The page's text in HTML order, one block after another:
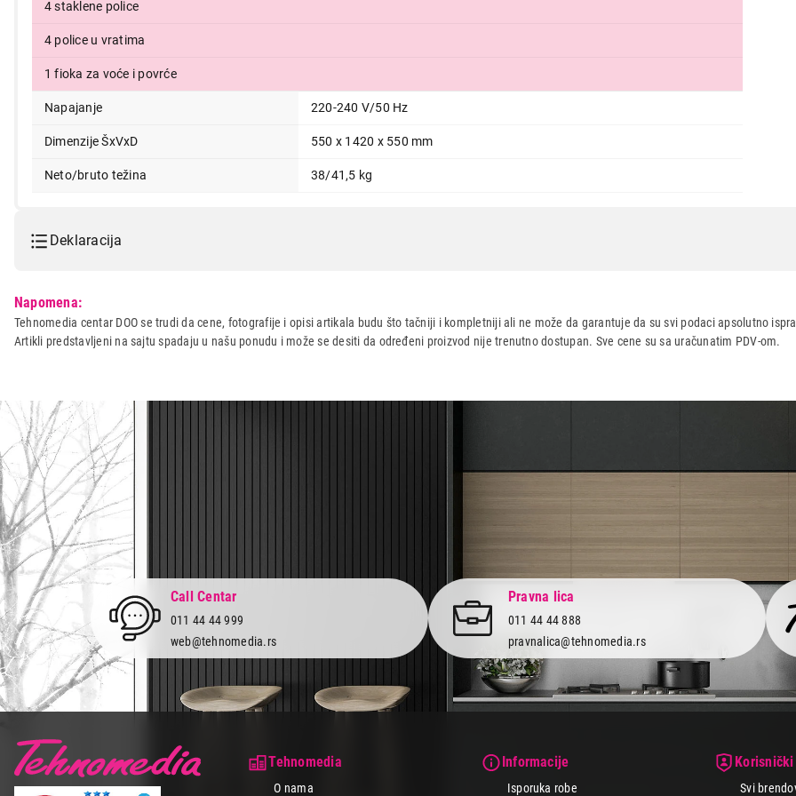
4 staklene police
4 police u vratima
1 fioka za voće i povrće
Napajanje 220-240 V/50 Hz
Dimenzije ŠxVxD 550 x 1420 x 550 mm
Neto/bruto težina 38/41,5 kg
Deklaracija
Naziv i vrsta robe:
FRIZIDER
Uvoznik:
ERG DOO
Napomena:
Tehnomedia centar DOO se trudi da cene, fotografije i opisi artikala budu što tačniji i kompletniji ali ne može da garantuje da su svi podaci apsolutno
Artikli predstavljeni na sajtu spadaju u našu ponudu i može se desiti da određeni proizvod nije trenutno dostupan. Sve cene su sa uračunatim PDV-om.
Call Centar
011 44 44 999
web@tehnomedia.rs
Pravna lica
011 44 44 888
pravnalica@tehnomedia.rs
Tehnomedia
O nama
Informacije
Isporuka robe Svi